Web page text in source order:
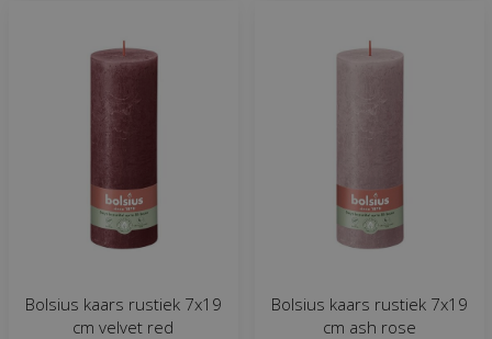
Bolsius kaars rustiek 7x19
cm velvet red
Bolsius kaars rustiek 7x19
cm ash rose